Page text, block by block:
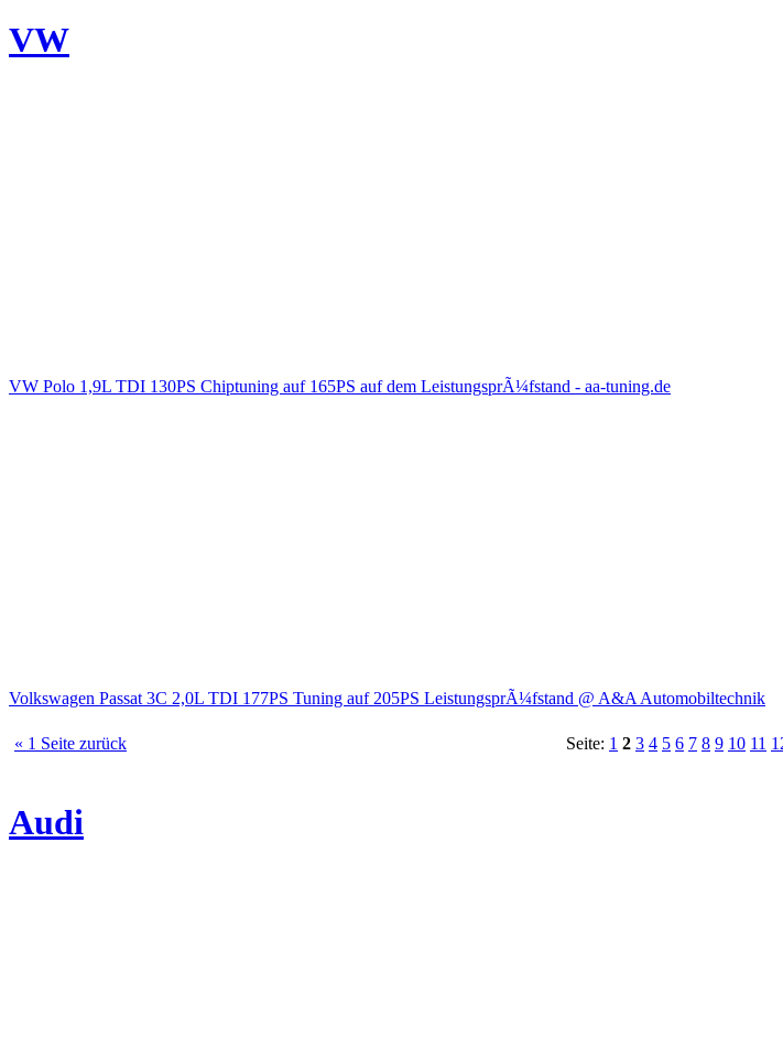
VW
VW Polo 1,9L TDI 130PS Chiptuning auf 165PS auf dem LeistungsprÃ¼fstand - aa-tuning.de
Volkswagen Passat 3C 2,0L TDI 177PS Tuning auf 205PS LeistungsprÃ¼fstand @ A&A Automobiltechnik
« 1 Seite zurück Seite: 1 2 3 4 5 6 7 8 9 10 11
Audi